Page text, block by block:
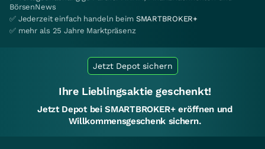
BörsenNews
✅ Jederzeit einfach handeln beim SMARTBROKER+
✅ mehr als 25 Jahre Marktpräsenz
Jetzt Depot sichern
Ihre Lieblingsaktie geschenkt!
Jetzt Depot bei SMARTBROKER+ eröffnen und
Willkommensgeschenk sichern.